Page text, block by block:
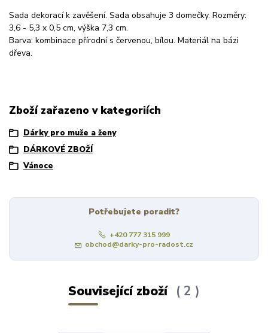
Sada dekorací k zavěšení. Sada obsahuje 3 domečky. Rozměry:
3,6 - 5,3 x 0,5 cm, výška 7,3 cm.
Barva: kombinace přírodní s červenou, bílou. Materiál na bázi
dřeva.
Zboží zařazeno v kategoriích
Dárky pro muže a ženy
DÁRKOVÉ ZBOŽÍ
Vánoce
Potřebujete poradit?
+420 777 315 999
obchod@darky-pro-radost.cz
Související zboží 2